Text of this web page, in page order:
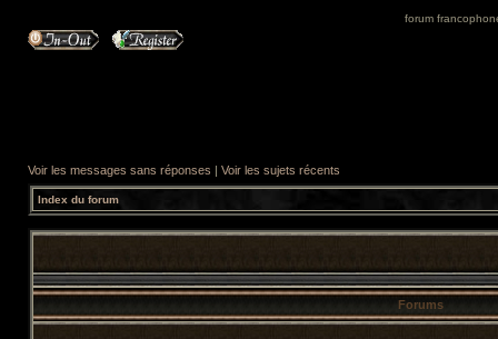
forum
Voir les messages sans réponses | Voir les sujets récents
Index du forum
Forums